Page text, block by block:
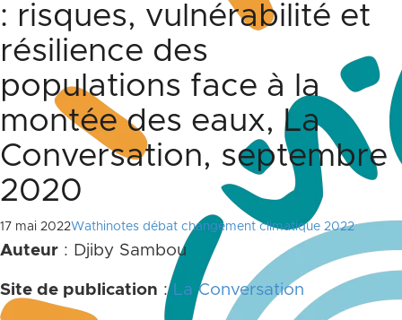
: risques, vulnérabilité et
résilience des
populations face à la
montée des eaux, La
Conversation, septembre
2020
17 mai 2022Wathinotes débat changement climatique 2022
Auteur : Djiby Sambou
Site de publication : La Conversation